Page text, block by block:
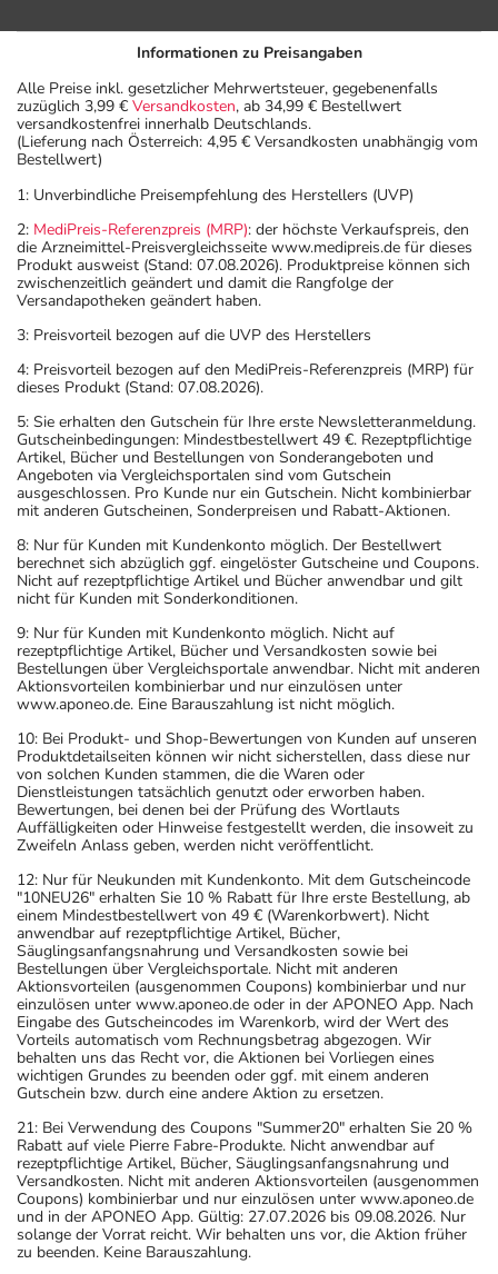
Informationen zu Preisangaben
Alle Preise inkl. gesetzlicher Mehrwertsteuer, gegebenenfalls
zuzüglich 3,99 € Versandkosten, ab 34,99 € Bestellwert
versandkostenfrei innerhalb Deutschlands.
(Lieferung nach Österreich: 4,95 € Versandkosten unabhängig vom
Bestellwert)
1: Unverbindliche Preisempfehlung des Herstellers (UVP)
2: MediPreis-Referenzpreis (MRP): der höchste Verkaufspreis, den
die Arzneimittel-Preisvergleichsseite www.medipreis.de für dieses
Produkt ausweist (Stand: 07.08.2026). Produktpreise können sich
zwischenzeitlich geändert und damit die Rangfolge der
Versandapotheken geändert haben.
3: Preisvorteil bezogen auf die UVP des Herstellers
4: Preisvorteil bezogen auf den MediPreis-Referenzpreis (MRP) für
dieses Produkt (Stand: 07.08.2026).
5: Sie erhalten den Gutschein für Ihre erste Newsletteranmeldung.
Gutscheinbedingungen: Mindestbestellwert 49 €. Rezeptpflichtige
Artikel, Bücher und Bestellungen von Sonderangeboten und
Angeboten via Vergleichsportalen sind vom Gutschein
ausgeschlossen. Pro Kunde nur ein Gutschein. Nicht kombinierbar
mit anderen Gutscheinen, Sonderpreisen und Rabatt-Aktionen.
8: Nur für Kunden mit Kundenkonto möglich. Der Bestellwert
berechnet sich abzüglich ggf. eingelöster Gutscheine und Coupons.
Nicht auf rezeptpflichtige Artikel und Bücher anwendbar und gilt
nicht für Kunden mit Sonderkonditionen.
9: Nur für Kunden mit Kundenkonto möglich. Nicht auf
rezeptpflichtige Artikel, Bücher und Versandkosten sowie bei
Bestellungen über Vergleichsportale anwendbar. Nicht mit anderen
Aktionsvorteilen kombinierbar und nur einzulösen unter
www.aponeo.de. Eine Barauszahlung ist nicht möglich.
10: Bei Produkt- und Shop-Bewertungen von Kunden auf unseren
Produktdetailseiten können wir nicht sicherstellen, dass diese nur
von solchen Kunden stammen, die die Waren oder
Dienstleistungen tatsächlich genutzt oder erworben haben.
Bewertungen, bei denen bei der Prüfung des Wortlauts
Auffälligkeiten oder Hinweise festgestellt werden, die insoweit zu
Zweifeln Anlass geben, werden nicht veröffentlicht.
12: Nur für Neukunden mit Kundenkonto. Mit dem Gutscheincode
"10NEU26" erhalten Sie 10 % Rabatt für Ihre erste Bestellung, ab
einem Mindestbestellwert von 49 € (Warenkorbwert). Nicht
anwendbar auf rezeptpflichtige Artikel, Bücher,
Säuglingsanfangsnahrung und Versandkosten sowie bei
Bestellungen über Vergleichsportale. Nicht mit anderen
Aktionsvorteilen (ausgenommen Coupons) kombinierbar und nur
einzulösen unter www.aponeo.de oder in der APONEO App. Nach
Eingabe des Gutscheincodes im Warenkorb, wird der Wert des
Vorteils automatisch vom Rechnungsbetrag abgezogen. Wir
behalten uns das Recht vor, die Aktionen bei Vorliegen eines
wichtigen Grundes zu beenden oder ggf. mit einem anderen
Gutschein bzw. durch eine andere Aktion zu ersetzen.
21: Bei Verwendung des Coupons "Summer20" erhalten Sie 20 %
Rabatt auf viele Pierre Fabre-Produkte. Nicht anwendbar auf
rezeptpflichtige Artikel, Bücher, Säuglingsanfangsnahrung und
Versandkosten. Nicht mit anderen Aktionsvorteilen (ausgenommen
Coupons) kombinierbar und nur einzulösen unter www.aponeo.de
und in der APONEO App. Gültig: 27.07.2026 bis 09.08.2026. Nur
solange der Vorrat reicht. Wir behalten uns vor, die Aktion früher
zu beenden. Keine Barauszahlung.